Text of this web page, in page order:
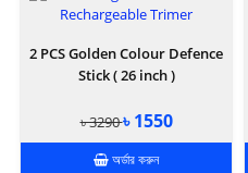
2 PCS Golden Colour Defence
Stick ( 26 inch )
৳ 3290৳ 1550
অর্ডার করুন